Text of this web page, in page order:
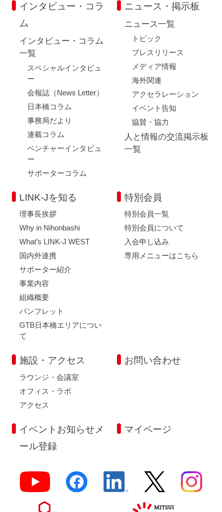
インタビュー・コラ
ム
インタビュー・コラム
一覧
スペシャルインタビュ
ー
会報誌（News Letter）
日本橋コラム
事務局だより
連載コラム
ベンチャーインタビュ
ー
サポーターコラム
ニュース・掲示板
ニュース一覧
トピック
プレスリリース
メディア情報
海外関連
アクセラレーション
イベント告知
協賛・協力
人と情報の交流掲示板
一覧
LINK-Jを知る
理事長挨拶
Why in Nihonbashi
What’s LINK-J WEST
国内外連携
サポーター紹介
事業内容
組織概要
パンフレット
GTB日本橋エリアについ
て
特別会員
特別会員一覧
特別会員について
入会申し込み
専用メニューはこちら
施設・アクセス
ラウンジ・会議室
オフィス・ラボ
アクセス
お問い合わせ
イベントお知らせメ
ール登録
マイページ